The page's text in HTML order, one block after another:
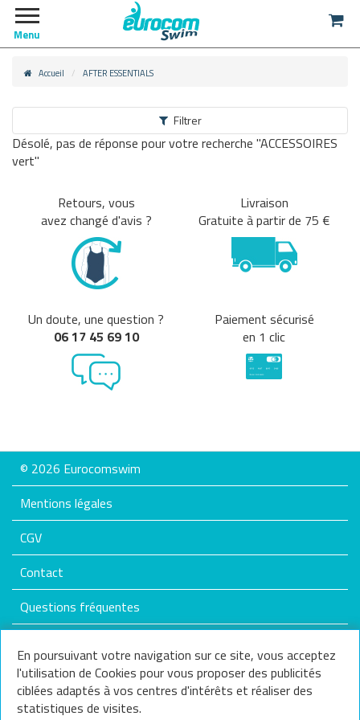
Menu
Accueil AFTER ESSENTIALS
Filtrer
Désolé, pas de réponse pour votre recherche "ACCESSOIRES
vert"
Retours, vous
avez changé d'avis ?
Livraison
Gratuite à partir de 75 €
Un doute, une question ?
06 17 45 69 10
Paiement sécurisé
en 1 clic
© 2026 Eurocomswim
Mentions légales
CGV
Contact
Questions fréquentes
Nos services
En poursuivant votre navigation sur ce site, vous acceptez
l'utilisation de Cookies pour vous proposer des publicités
ciblées adaptés à vos centres d'intérêts et réaliser des
statistiques de visites.